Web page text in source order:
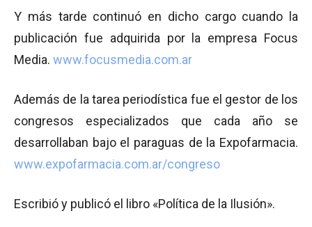
Y más tarde continuó en dicho cargo cuando la
publicación fue adquirida por la empresa Focus
Media. www.focusmedia.com.ar
Además de la tarea periodística fue el gestor de los
congresos especializados que cada año se
desarrollaban bajo el paraguas de la Expofarmacia.
www.expofarmacia.com.ar/congreso
Escribió y publicó el libro «Política de la Ilusión».